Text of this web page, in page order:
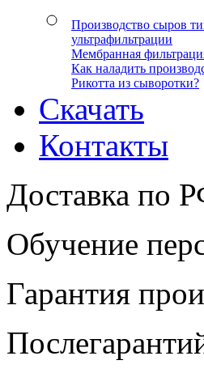
Производство сыров
ультрафильтрации
Мембранная
Как наладить
Рикотта из сыворотки?
Скачать
Контакты
Доставка по
Обучение
Гарантия